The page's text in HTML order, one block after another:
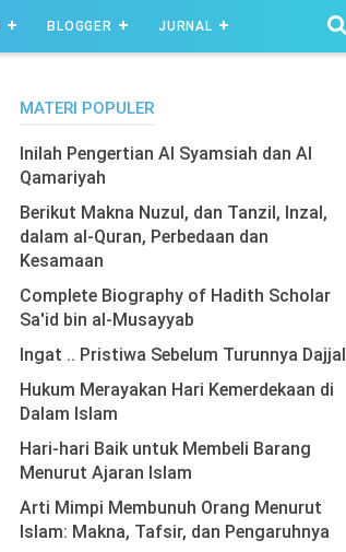
BLOGGER JURNAL
MATERI POPULER
Inilah Pengertian Al Syamsiah dan Al
Qamariyah
Berikut Makna Nuzul, dan Tanzil, Inzal,
dalam al-Quran, Perbedaan dan
Kesamaan
Complete Biography of Hadith Scholar
Sa'id bin al-Musayyab
Ingat .. Pristiwa Sebelum Turunnya Dajjal
Hukum Merayakan Hari Kemerdekaan di
Dalam Islam
Hari-hari Baik untuk Membeli Barang
Menurut Ajaran Islam
Arti Mimpi Membunuh Orang Menurut
Islam: Makna, Tafsir, dan Pengaruhnya